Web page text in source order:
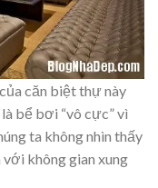
căn biệt thự này
bể bơi “vô cực” vì
ta không nhìn thấy
không gian xung